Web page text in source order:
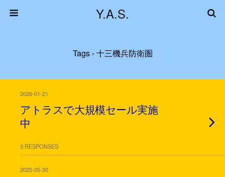
Y.A.S.
Tags › 十三機兵防衛圏
2026-01-21
アトラスで大規模セール実施
中
3 RESPONSES
2025-05-30